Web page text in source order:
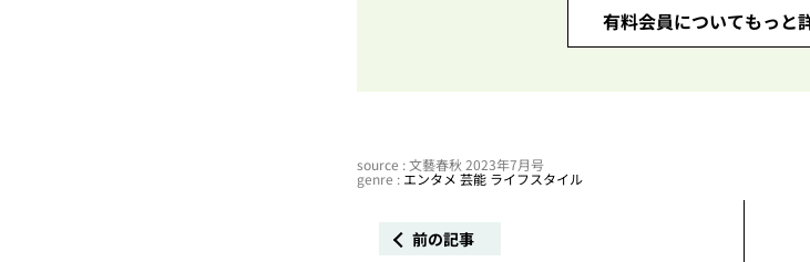
有料会員についてもっと
source : 文藝春秋 2023年7月号
genre : エンタメ 芸能 ライフスタイル
前の記事